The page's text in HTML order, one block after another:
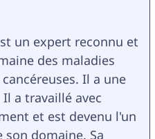
un expert reconnu et
des maladies
Il a une
a travaillé avec
et est devenu l'un
domaine. Sa